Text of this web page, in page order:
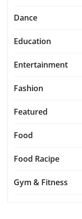
Dance
Education
Entertainment
Fashion
Featured
Food
Food Racipe
Gym & Fitness